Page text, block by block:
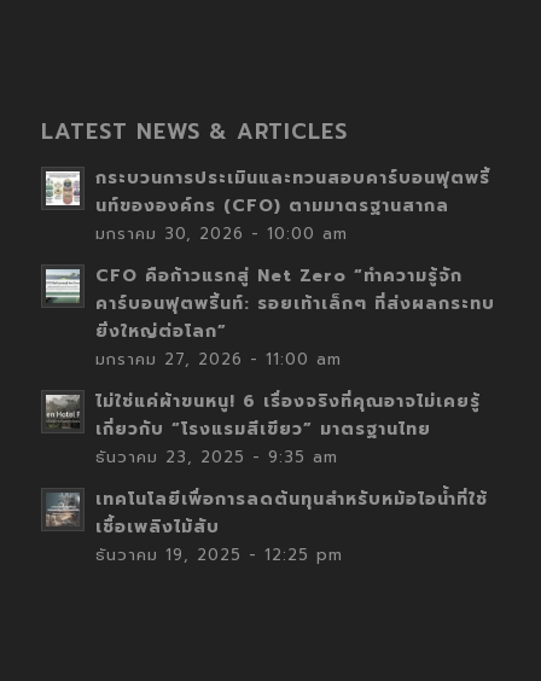
LATEST NEWS & ARTICLES
กระบวนการประเมินและทวนสอบคาร์บอนฟุตพริ้
นท์ขององค์กร (CFO) ตามมาตรฐานสากล
มกราคม 30, 2026 - 10:00 am
CFO คือก้าวแรกสู่ Net Zero “ทำความรู้จัก
คาร์บอนฟุตพริ้นท์: รอยเท้าเล็กๆ ที่ส่งผลกระทบ
ยิ่งใหญ่ต่อโลก”
มกราคม 27, 2026 - 11:00 am
ไม่ใช่แค่ผ้าขนหนู! 6 เรื่องจริงที่คุณอาจไม่เคยรู้
เกี่ยวกับ “โรงแรมสีเขียว” มาตรฐานไทย
ธันวาคม 23, 2025 - 9:35 am
เทคโนโลยีเพื่อการลดต้นทุนสำหรับหม้อไอน้ำที่ใช้
เชื้อเพลิงไม้สับ
ธันวาคม 19, 2025 - 12:25 pm